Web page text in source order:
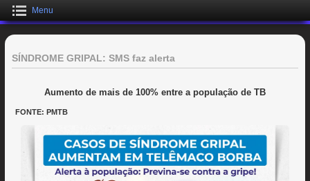
Menu
SÍNDROME GRIPAL: SMS faz alerta
Aumento de mais de 100% entre a população de TB
FONTE: PMTB